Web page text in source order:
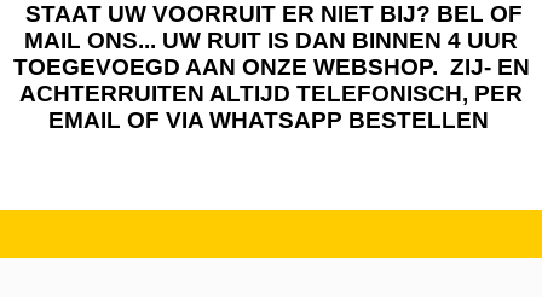
STAAT UW VOORRUIT ER NIET BIJ? BEL OF
MAIL ONS... UW RUIT IS DAN BINNEN 4 UUR
TOEGEVOEGD AAN ONZE WEBSHOP. ZIJ- EN
ACHTERRUITEN ALTIJD TELEFONISCH, PER
EMAIL OF VIA WHATSAPP BESTELLEN